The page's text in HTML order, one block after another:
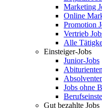
Marketing
Online
Promotion
Vertrieb
Alle
Einsteiger-Jobs
Junior-Jobs
Jobs ohne
Gut bezahlte Jobs